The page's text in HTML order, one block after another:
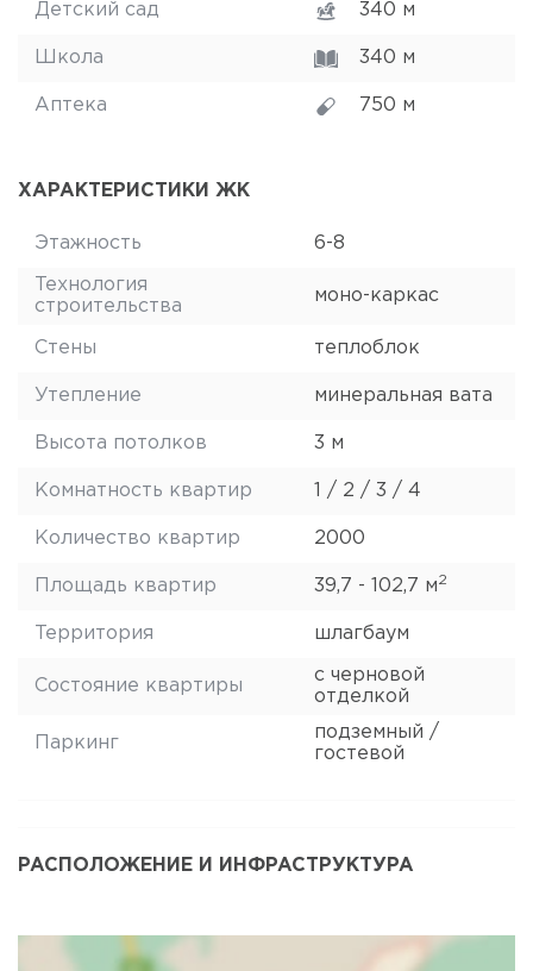
Детский сад 340 м
Школа 340 м
Аптека 750 м
ХАРАКТЕРИСТИКИ ЖК
Этажность 6-8
Технология
строительства
моно-каркас
Стены теплоблок
Утепление минеральная вата
Высота потолков 3 м
Комнатность квартир 1 / 2 / 3 / 4
Количество квартир 2000
Площадь квартир 39,7 - 102,7 м2
Территория шлагбаум
Состояние квартиры
с черновой
отделкой
Паркинг
подземный /
гостевой
РАСПОЛОЖЕНИЕ И ИНФРАСТРУКТУРА